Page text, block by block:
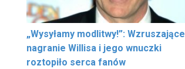
„Wysyłamy modlitwy!”: Wzruszające
nagranie Willisa i jego wnuczki
roztopiło serca fanów